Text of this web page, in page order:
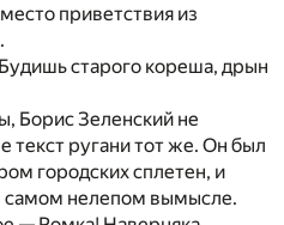
приветствия из
старого кореша, дрын
Борис Зеленский не
текст ругани тот же. Он был
городских сплетен, и
самом нелепом вымысле.